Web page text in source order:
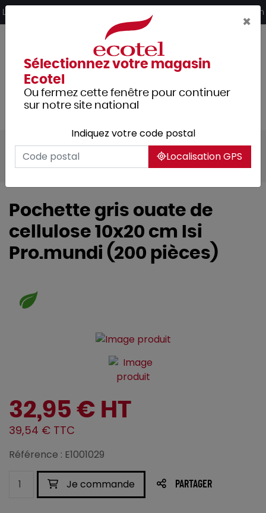
Livraison offerte dès 249€ HT d’achat et retrait 2h en magasin
Tous les produits
Usage unique
Nappage
Pochettes serviette
Pochette gris ouate de
cellulose 10x20 cm Isi
Pro.mundi (200 pièces)
32,95 € HT
39,54 € TTC
Référence : E1001029
Je commande PARTAGER
×
Sélectionnez votre magasin
Ecotel
Ou fermez cette fenêtre pour continuer
sur notre site national
Indiquez votre code postal
Localisation GPS
Panneau de gestion des cookies